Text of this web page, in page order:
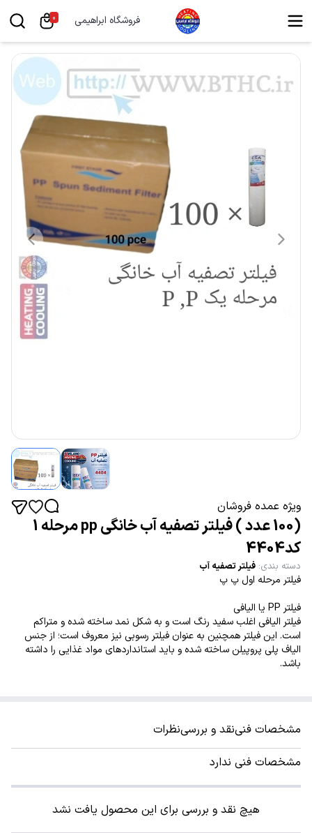
فروشگاه ابراهیمی 0
ویژه عمده فروشان
(100 عدد ) فیلتر تصفیه آب خانگی pp مرحله 1
کد4404
دسته بندی: فیلتر تصفیه آب
فیلتر مرحله اول پ پ
فیلتر PP یا الیافی
فیلتر الیافی اغلب سفید رنگ است و به شکل نمد ساخته شده و متراکم
است. این فیلتر همچنین به عنوان فیلتر رسوبی نیز معروف است؛ از جنس
الیاف پلی پروپیلن ساخته شده و باید استانداردهای مواد غذایی را داشته
باشد.
مشخصات فنینقد و بررسینظرات
مشخصات فنی ندارد
هیچ نقد و بررسی برای این محصول یافت نشد